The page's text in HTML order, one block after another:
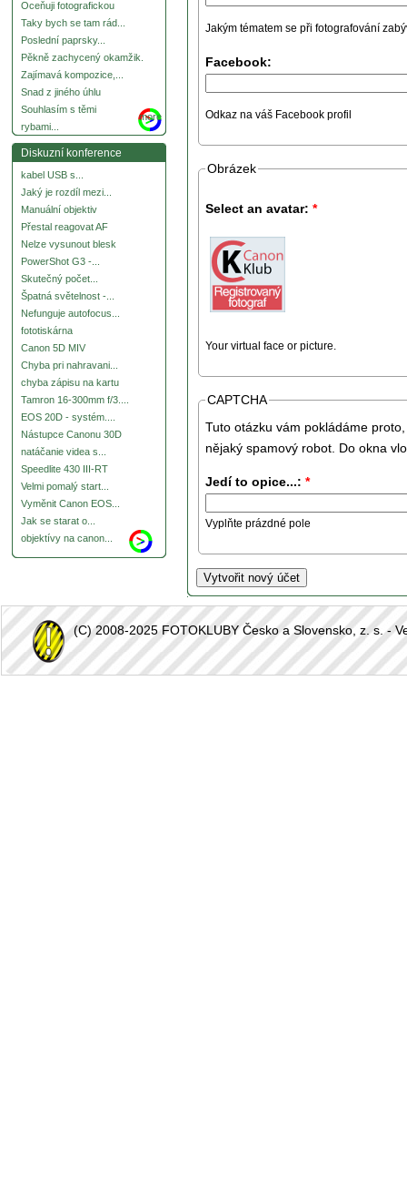
Oceňuji fotografickou
Taky bych se tam rád...
Poslední paprsky...
Pěkně zachycený okamžik.
Zajímavá kompozice,...
Snad z jiného úhlu
Souhlasím s těmi
rybami...
more
Diskuzní konference
kabel USB s...
Jaký je rozdíl mezi...
Manuální objektiv
Přestal reagovat AF
Nelze vysunout blesk
PowerShot G3 -...
Skutečný počet...
Špatná světelnost -...
Nefunguje autofocus...
fototiskárna
Canon 5D MIV
Chyba pri nahravani...
chyba zápisu na kartu
Tamron 16-300mm f/3....
EOS 20D - systém....
Nástupce Canonu 30D
natáčanie videa s...
Speedlite 430 III-RT
Velmi pomalý start...
Vyměnit Canon EOS...
Jak se starat o...
objektívy na canon...
Jakým tématem se při fotografování
Facebook:
Odkaz na váš Facebook profil
Obrázek
Select an avatar: *
Your virtual face or picture.
CAPTCHA
Tuto otázku vám pokládáme
nějaký spamový robot. Do okna
Jedí to opice...: *
Vyplňte prázdné pole
(C) 2008-2025 FOTOKLUBY Česko a Slovensko, z. s. -